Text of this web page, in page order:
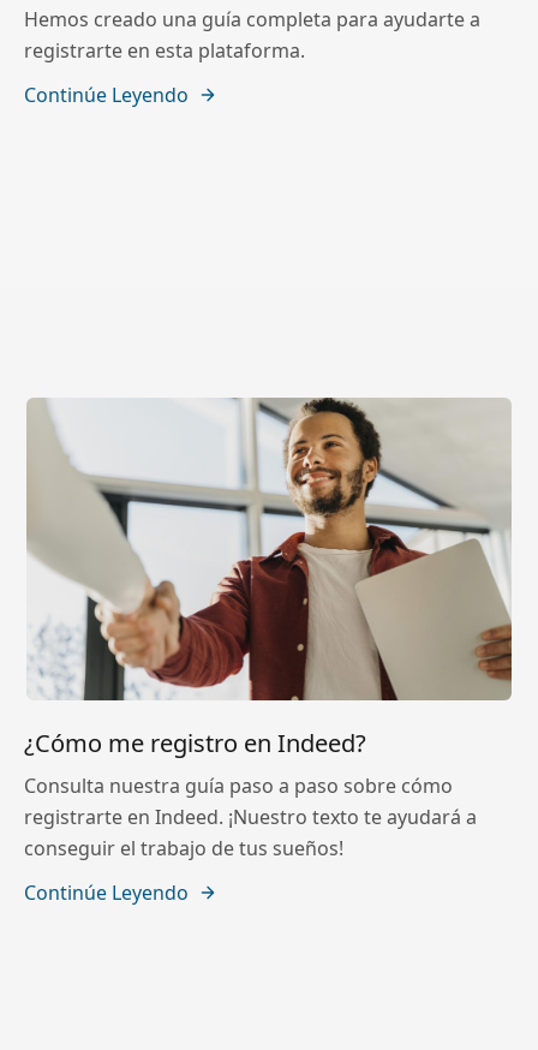
Hemos creado una guía completa para ayudarte a
registrarte en esta plataforma.
Continúe Leyendo
¿Cómo me registro en Indeed?
Consulta nuestra guía paso a paso sobre cómo
registrarte en Indeed. ¡Nuestro texto te ayudará a
conseguir el trabajo de tus sueños!
Continúe Leyendo